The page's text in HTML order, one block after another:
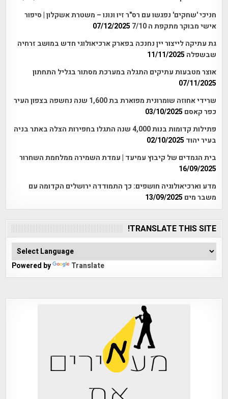
חניכי 'שחקים' נפגשו עם רס"ר זיו ונונו – משטרת אשקלון | סיפור
אישי מבוקר מתקפת ה 7/10
07/12/2025
גת עתיקה לייצור יין נחנכה בפארק ארכיאולוגי חדש במושב זרחיה
שבשפלה 11/11/2025
אוצר מטבעות עתיקים התגלה במערכת מסתור בגליל התחתון
07/11/2025
שרידי אחוזה שומרונית מפוארת בת 1,600 שנה נחשפה בצפון העיר
כפר קאסם 03/10/2025
פתילות קדומות בנות 4,000 שנה התגלו בחפירות הצלה באתר בניה
בעיר יהוד 02/10/2025
בית הגמדים של קיבוץ עמיעד | עמדת השמירה ממלחמת השחרור
16/09/2025
מדע וארכיאולוגיה חושפים: כך התמודדה ירושלים הקדומה עם
משבר מים 13/09/2025
TRANSLATE THIS SITE!
Powered by Translate